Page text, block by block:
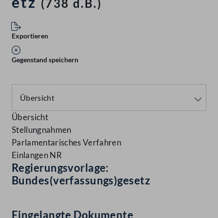
(738 d.B.)
Exportieren
Gegenstand speichern
Übersicht
Stellungnahmen
Parlamentarisches Verfahren
Einlangen NR
Regierungsvorlage:
Bundes(verfassungs)gesetz
Eingelangte Dokumente